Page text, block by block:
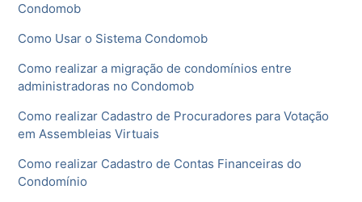
Condomob
Como Usar o Sistema Condomob
Como realizar a migração de condomínios entre
administradoras no Condomob
Como realizar Cadastro de Procuradores para Votação
em Assembleias Virtuais
Como realizar Cadastro de Contas Financeiras do
Condomínio